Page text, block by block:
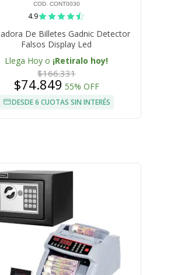
COD. CONT0030
4.9
De Billetes Gadnic Detector
Falsos Display Led
Llega Hoy o ¡Retiralo hoy!
$166.331
$74.849 55% OFF
DESDE 6 CUOTAS SIN INTERÉS